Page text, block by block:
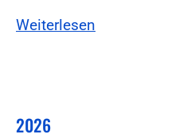
Weiterlesen
2026